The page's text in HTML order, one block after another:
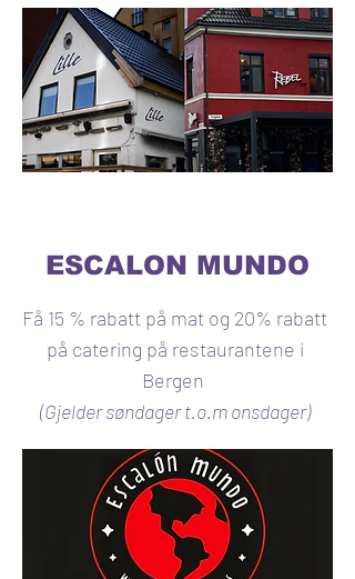
ESCALON MUNDO
Få 15 % rabatt på mat og 20% rabatt
på catering på restaurantene i
Bergen
(Gjelder søndager t.o.m onsdager)​​